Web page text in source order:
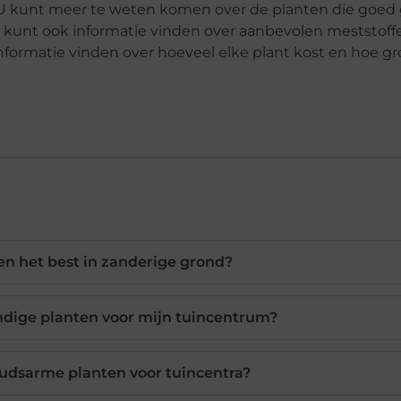
kunt meer te weten komen over de planten die goed
ook informatie vinden over aanbevolen
vinden over hoeveel elke plant kost en hoe
het best in zanderige grond?
planten voor mijn tuincentrum?
planten voor tuincentra?